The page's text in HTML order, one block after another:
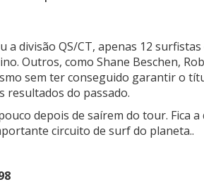
a divisão QS/CT, apenas 12
Outros, como Shane Beschen,
sem ter conseguido garantir o
resultados do passado.
depois de saírem do tour. Fica
circuito de surf do planeta..